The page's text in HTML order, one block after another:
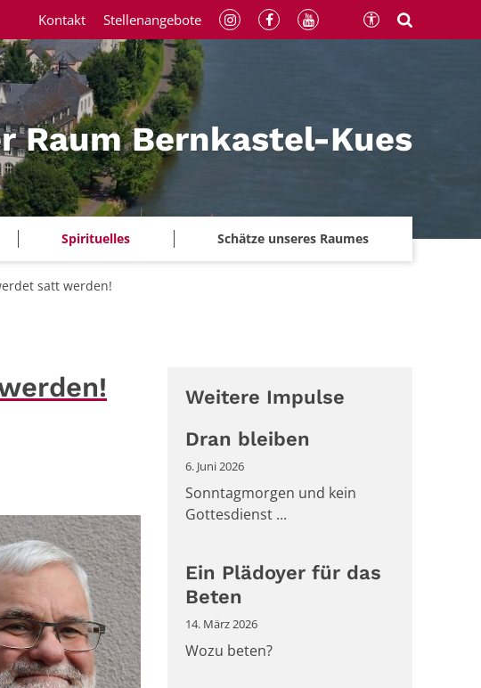
Raum Bernkastel-Kues
Spirituelles Schätze unseres Raumes
Kontakt Stellenangebote
satt werden!
Weitere Impulse
Dran bleiben
6. Juni 2026
Sonntagmorgen und kein
Gottesdienst ...
Ein Plädoyer für das
Beten
14. März 2026
Wozu beten?